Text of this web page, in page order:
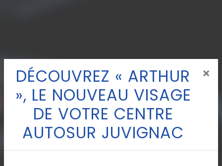
DÉCOUVREZ « ARTHUR
», LE NOUVEAU VISAGE
DE VOTRE CENTRE
AUTOSUR JUVIGNAC
×